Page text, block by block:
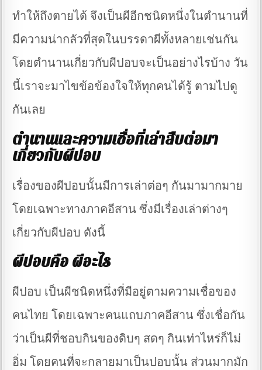
ทำให้ถึงตายได้ จึงเป็นผีอีกชนิดหนึ่งในตำนานที่
มีความน่ากลัวที่สุดในบรรดาผีทั้งหลายเช่นกัน
โดยตำนานเกี่ยวกับผีปอบจะเป็นอย่างไรบ้าง วัน
นี้เราจะมาไขข้อข้องใจให้ทุกคนได้รู้ ตามไปดู
กันเลย
ตำนานและความเชื่อที่เล่าสืบต่อมา
เกี่ยวกับผีปอบ
เรื่องของผีปอบนั้นมีการเล่าต่อๆ กันมามากมาย
โดยเฉพาะทางภาคอีสาน ซึ่งมีเรื่องเล่าต่างๆ
เกี่ยวกับผีปอบ ดังนี้
ผีปอบคือ ผีอะไร
ผีปอบ เป็นผีชนิดหนึ่งที่มีอยู่ตามความเชื่อของ
คนไทย โดยเฉพาะคนแถบภาคอีสาน ซึ่งเชื่อกัน
ว่าเป็นผีที่ชอบกินของดิบๆ สดๆ กินเท่าไหร่ก็ไม่
อิ่ม โดยคนที่จะกลายมาเป็นปอบนั้น ส่วนมากมัก